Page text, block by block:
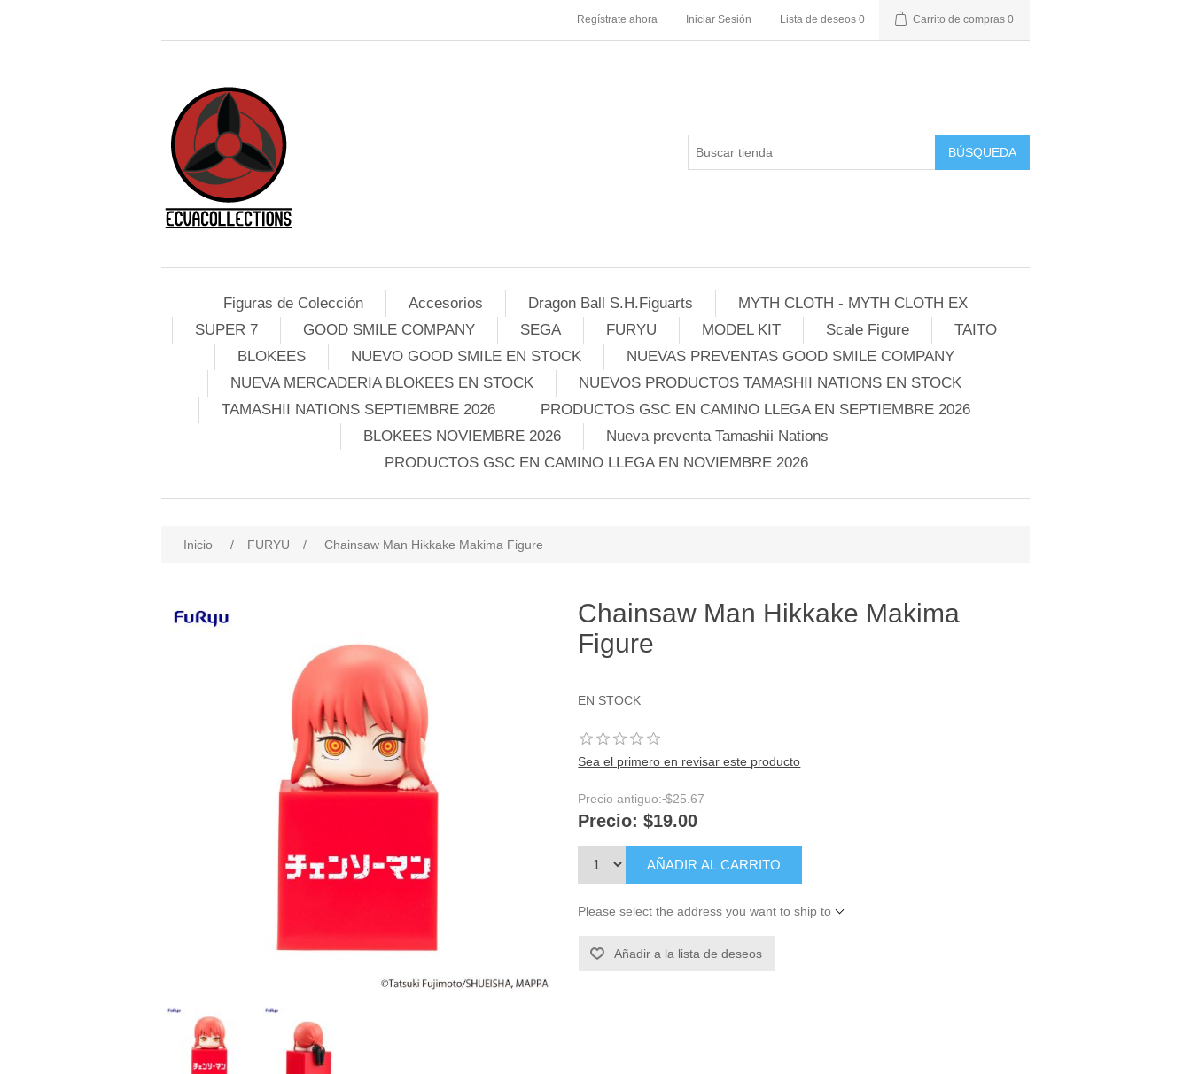
Regístrate ahora Iniciar Sesión Lista de deseos 0 Carrito de compras 0
BÚSQUEDA
Figuras de Colección Accesorios Dragon Ball S.H.Figuarts
MYTH CLOTH - MYTH CLOTH EX
SUPER 7
GOOD SMILE COMPANY SEGA FURYU MODEL KIT Scale Figure
TAITO
BLOKEES
NUEVO GOOD SMILE EN STOCK
NUEVAS PREVENTAS GOOD SMILE COMPANY
NUEVA MERCADERIA BLOKEES EN STOCK
NUEVOS PRODUCTOS TAMASHII NATIONS EN STOCK
TAMASHII NATIONS SEPTIEMBRE 2026
PRODUCTOS GSC EN CAMINO LLEGA EN SEPTIEMBRE 2026
BLOKEES NOVIEMBRE 2026
Nueva preventa Tamashii Nations
PRODUCTOS GSC EN CAMINO LLEGA EN NOVIEMBRE 2026
Inicio / FURYU / Chainsaw Man Hikkake Makima Figure
Chainsaw Man Hikkake Makima
Figure
EN STOCK
Sea el primero en revisar este producto
Precio antiguo: $25.67
Precio: $19.00
AÑADIR AL CARRITO
Please select the address you want to ship to
Añadir a la lista de deseos